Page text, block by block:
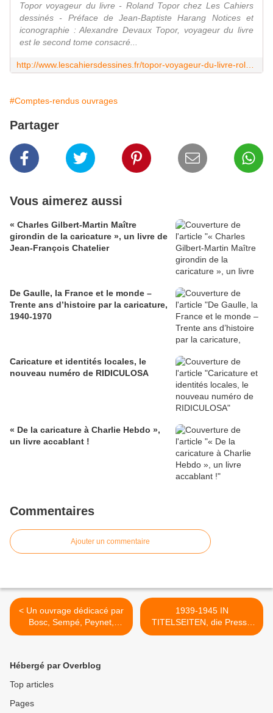
Topor voyageur du livre - Roland Topor chez Les Cahiers
dessinés - Préface de Jean-Baptiste Harang Notices et
iconographie : Alexandre Devaux Topor, voyageur du livre
est le second tome consacré...
#Comptes-rendus ouvrages
Partager
Vous aimerez aussi
« Charles Gilbert-Martin Maître
girondin de la caricature », un livre de
Jean-François Chatelier
De Gaulle, la France et le monde –
Trente ans d’histoire par la caricature,
1940-1970
Caricature et identités locales, le
nouveau numéro de RIDICULOSA
« De la caricature à Charlie Hebdo »,
un livre accablant !
Commentaires
Ajouter un commentaire
< Un ouvrage dédicacé par
Bosc, Sempé, Peynet,
Barberousse, Bellus, Soro,
Hervé, Mick, Brénot,
Raynaud (...) à vendre
1939-1945 IN
TITELSEITEN, die Presse
in Frankreich während des
Hébergé par Overblog
Top articles
Pages